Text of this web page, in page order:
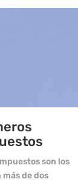
son los
de dos